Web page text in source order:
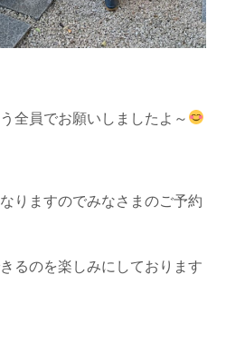
全員でお願いしましたよ～
りますのでみなさまのご予約
るのを楽しみにしております